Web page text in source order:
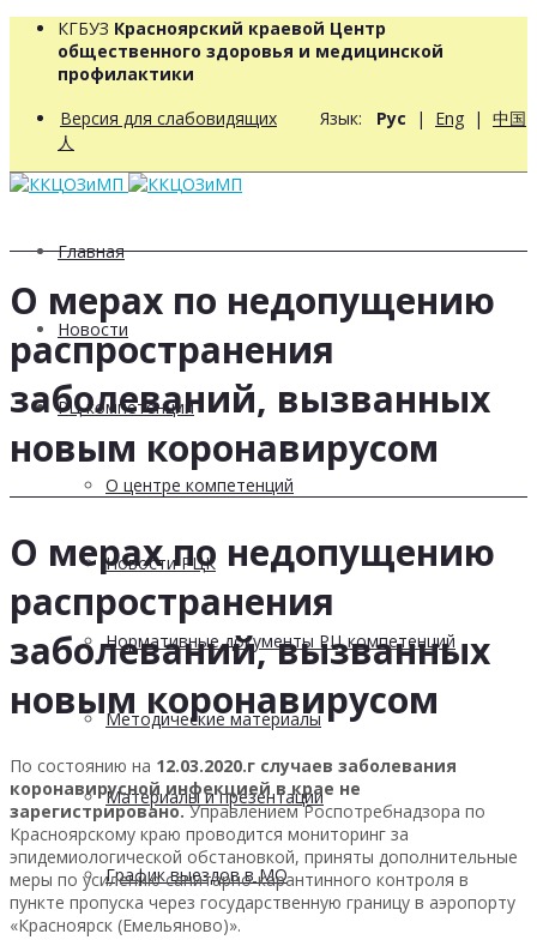
КГБУЗ Красноярский краевой Центр
общественного здоровья и медицинской
профилактики
Версия для слабовидящих Язык: Рус | Eng | 中国
人
Главная
Новости
РЦ компетенций
О центре компетенций
Новости РЦК
Нормативные документы РЦ компетенций
Методические материалы
Материалы и презентации
График выездов в МО
О мерах по недопущению
распространения
заболеваний, вызванных
новым коронавирусом
О мерах по недопущению
распространения
заболеваний, вызванных
новым коронавирусом
По состоянию на 12.03.2020.г случаев заболевания
коронавирусной инфекцией в крае не
зарегистрировано.Управлением Роспотребнадзора по
Красноярскому краю проводится мониторинг за
эпидемиологической обстановкой, приняты дополнительные
меры по усилению санитарно-карантинного контроля в
пункте пропуска через государственную границу в аэропорту
«Красноярск (Емельяново)».